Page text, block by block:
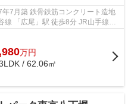
万円
/ 62.06㎡